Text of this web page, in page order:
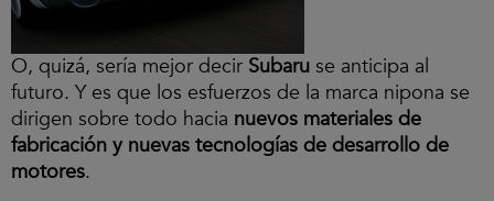
O, quizá, sería mejor decir Subaru se anticipa al
futuro. Y es que los esfuerzos de la marca nipona se
dirigen sobre todo hacia nuevos materiales de
fabricación y nuevas tecnologías de desarrollo de
motores.